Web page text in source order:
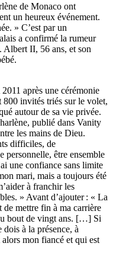
de Monaco ont
un heureux événement.
» C’est par un
a confirmé la rumeur
Albert II, 56 ans, et son
après une cérémonie
800 invités triés sur le volet,
autour de sa vie privée.
publié dans Vanity
les mains de Dieu.
difficiles, de
personnelle, être ensemble
une confiance sans limite
mari, mais a toujours été
à franchir les
» Avant d’ajouter : « La
de mettre fin à ma carrière
bout de vingt ans. […] Si
à la présence, à
mon fiancé et qui est